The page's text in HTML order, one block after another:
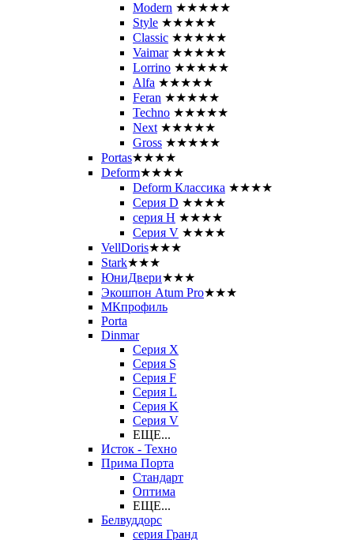
Modern ★★★★★
Style ★★★★★
Classic ★★★★★
Vaimar ★★★★★
Lorrino ★★★★★
Alfa ★★★★★
Feran ★★★★★
Techno ★★★★★
Next ★★★★★
Gross ★★★★★
Portas★★★★
Deform★★★★
Deform Классика ★★★★
Серия D ★★★★
серия H ★★★★
Серия V ★★★★
VellDoris★★★
Stark★★★
ЮниДвери★★★
Экошпон Atum Pro★★★
МКпрофиль
Porta
Dinmar
Серия X
Серия S
Серия F
Серия L
Серия K
Серия V
ЕЩЕ...
Исток - Техно
Прима Порта
Стандарт
Оптима
ЕЩЕ...
Белвуддорс
серия Гранд